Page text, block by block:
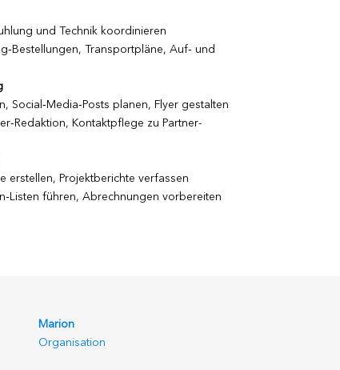
und Technik koordinieren
Transport­pläne, Auf‑ und
Social‑Media‑Posts planen, Flyer gestalten
Kontaktpflege zu Partner­
erstellen, Projektberichte verfassen
führen, Abrechnungen vorbereiten
Marion
Organisation